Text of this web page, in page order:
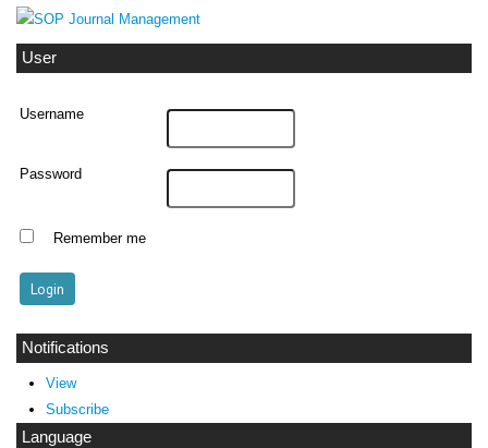
User
Username
Password
Remember me
Notifications
View
Subscribe
Language